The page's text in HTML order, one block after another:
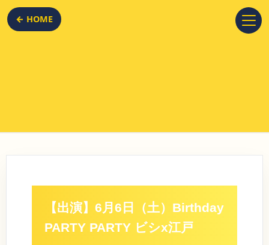
← HOME
【出演】6月6日（土）Birthday
PARTY PARTY ビシx江戸